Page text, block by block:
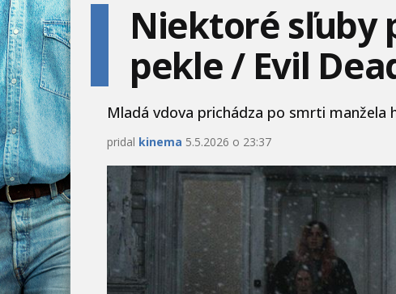
Niektoré sľuby
pekle / Evil
Mladá vdova prichádza po smrti
pridal kinema 5.5.2026 o 23:37